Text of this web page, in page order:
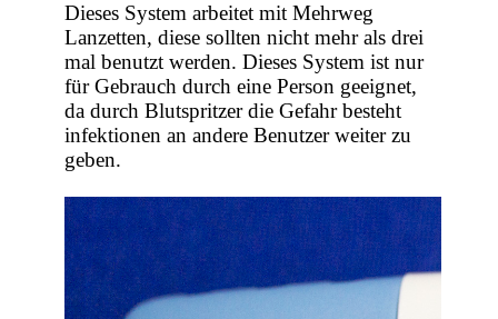
Dieses System arbeitet mit Mehrweg
Lanzetten, diese sollten nicht mehr als drei
mal benutzt werden. Dieses System ist nur
für Gebrauch durch eine Person geeignet,
da durch Blutspritzer die Gefahr besteht
infektionen an andere Benutzer weiter zu
geben.